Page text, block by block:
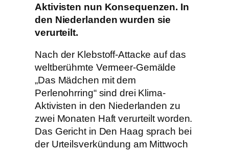
Aktivisten nun Konsequenzen. In
den Niederlanden wurden sie
verurteilt.
Nach der Klebstoff-Attacke auf das
weltberühmte Vermeer-Gemälde
„Das Mädchen mit dem
Perlenohrring“ sind drei Klima-
Aktivisten in den Niederlanden zu
zwei Monaten Haft verurteilt worden.
Das Gericht in Den Haag sprach bei
der Urteilsverkündung am Mittwoch